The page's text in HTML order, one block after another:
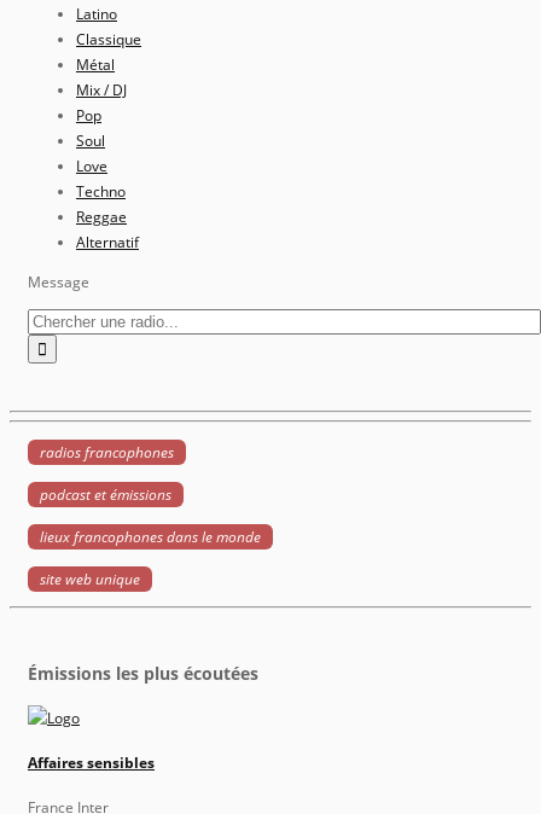
Latino
Classique
Métal
Mix / DJ
Pop
Soul
Love
Techno
Reggae
Alternatif
Message
radios francophones
podcast et émissions
lieux francophones dans le monde
site web unique
Émissions les plus écoutées
Affaires sensibles
France Inter